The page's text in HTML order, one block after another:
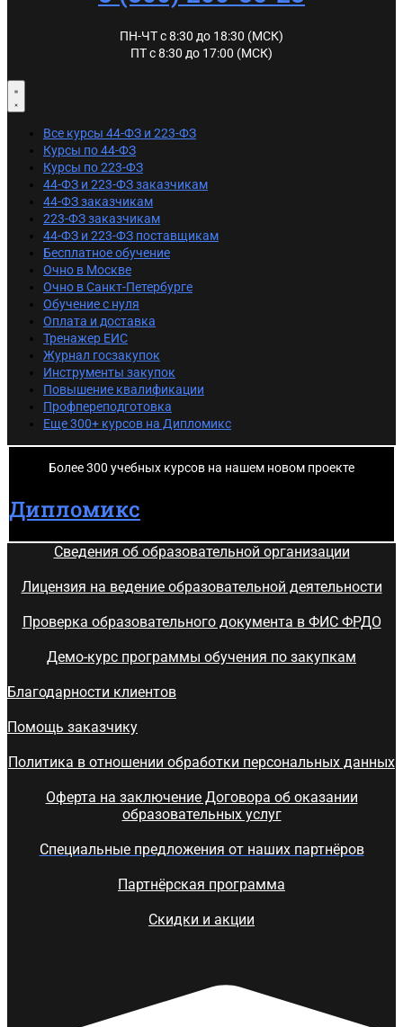
ПН-ЧТ с 8:30 до 18:30 (МСК)
ПТ с 8:30 до 17:00 (МСК)
Все курсы 44-ФЗ и 223-ФЗ
Курсы по 44-ФЗ
Курсы по 223-ФЗ
44-ФЗ и 223-ФЗ заказчикам
44-ФЗ заказчикам
223-ФЗ заказчикам
44-ФЗ и 223-ФЗ поставщикам
Бесплатное обучение
Очно в Москве
Очно в Санкт-Петербурге
Обучение с нуля
Оплата и доставка
Тренажер ЕИС
Журнал госзакупок
Инструменты закупок
Повышение квалификации
Профпереподготовка
Еще 300+ курсов на Дипломикс
Более 300 учебных курсов на нашем новом проекте
Дипломикс
Сведения об образовательной организации
Лицензия на ведение образовательной деятельности
Проверка образовательного документа в ФИС ФРДО
Демо-курс программы обучения по закупкам
Благодарности клиентов
Помощь заказчику
Политика в отношении обработки персональных данных
Оферта на заключение Договора об оказании
образовательных услуг
Специальные предложения от наших партнёров
Партнёрская программа
Скидки и акции